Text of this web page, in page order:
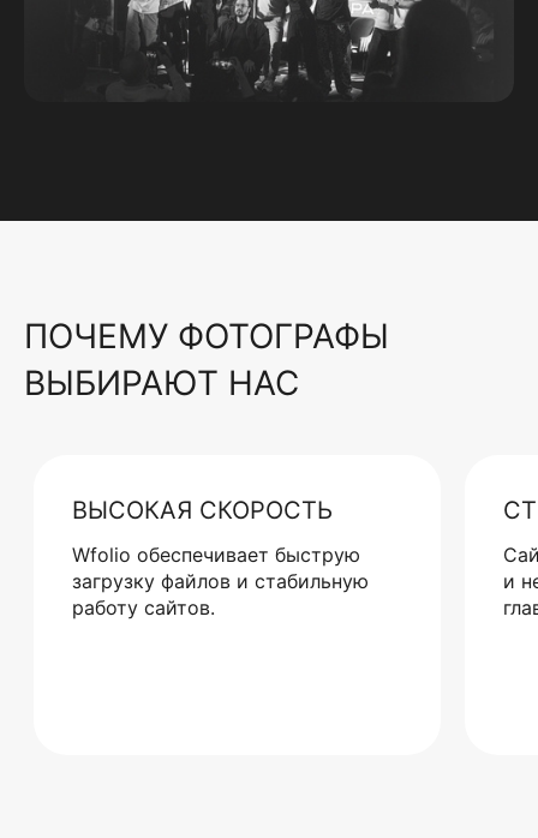
ПОЧЕМУ ФОТОГРАФЫ
ВЫБИРАЮТ НАС
ВЫСОКАЯ СКОРОСТЬ
Wfolio обеспечивает быструю
загрузку файлов и стабильную
работу сайтов.
и